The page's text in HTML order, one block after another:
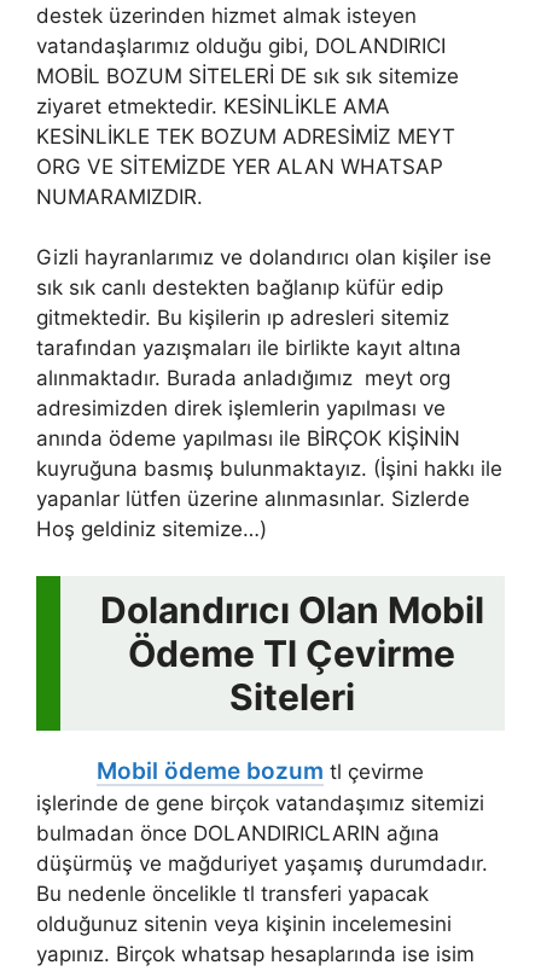
destek üzerinden hizmet almak isteyen
vatandaşlarımız olduğu gibi, DOLANDIRICI
MOBİL BOZUM SİTELERİ DE sık sık sitemize
ziyaret etmektedir. KESİNLİKLE AMA
KESİNLİKLE TEK BOZUM ADRESİMİZ MEYT
ORG VE SİTEMİZDE YER ALAN WHATSAP
NUMARAMIZDIR.
Gizli hayranlarımız ve dolandırıcı olan kişiler ise
sık sık canlı destekten bağlanıp küfür edip
gitmektedir. Bu kişilerin ıp adresleri sitemiz
tarafından yazışmaları ile birlikte kayıt altına
alınmaktadır. Burada anladığımız meyt org
adresimizden direk işlemlerin yapılması ve
anında ödeme yapılması ile BİRÇOK KİŞİNİN
kuyruğuna basmış bulunmaktayız. (İşini hakkı ile
yapanlar lütfen üzerine alınmasınlar. Sizlerde
Hoş geldiniz sitemize…)
Dolandırıcı Olan Mobil
Ödeme Tl Çevirme
Siteleri
Mobil ödeme bozum tl çevirme
işlerinde de gene birçok vatandaşımız sitemizi
bulmadan önce DOLANDIRICLARIN ağına
düşürmüş ve mağduriyet yaşamış durumdadır.
Bu nedenle öncelikle tl transferi yapacak
olduğunuz sitenin veya kişinin incelemesini
yapınız. Birçok whatsap hesaplarında ise isim